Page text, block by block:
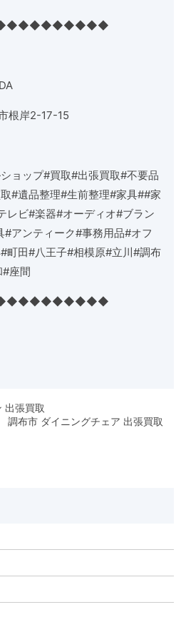
根岸2-17-15
ョップ#買取#出張買取#不要品
#遺品整理#生前整理#家具##家
レビ#楽器#オーディオ#ブラン
#アンティーク#事務用品#オフ
#町田#八王子#相模原#立川#調布
#座間
出張買取
調布市 ダイニングチェア 出張買取